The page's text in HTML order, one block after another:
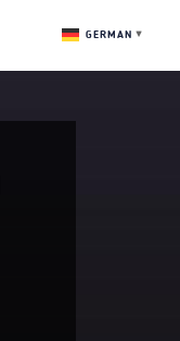
GERMAN ▼